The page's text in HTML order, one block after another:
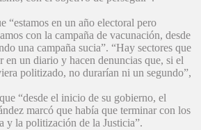
“estamos en un año electoral pero
con la campaña de vacunación, desde
una campaña sucia”. “Hay sectores que
en un diario y hacen denuncias que, si el
politizado, no durarían ni un segundo”,
“desde el inicio de su gobierno, el
marcó que había que terminar con los
y la politización de la Justicia”.